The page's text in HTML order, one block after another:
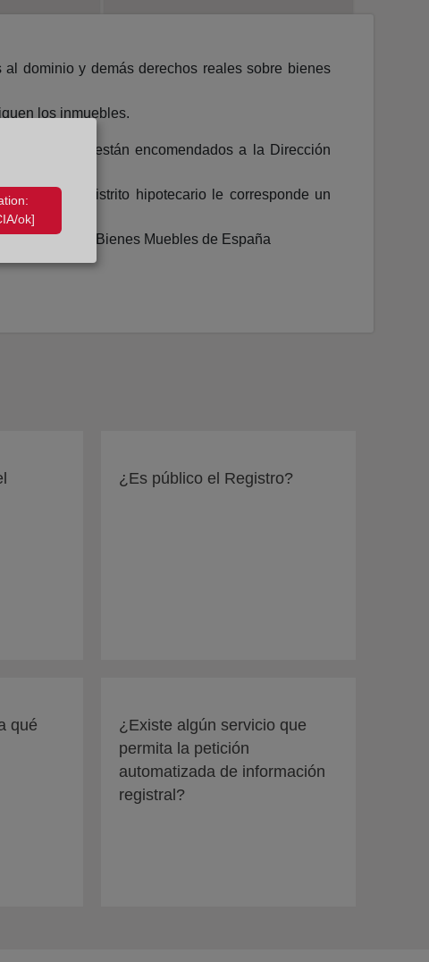
dominio y demás derechos reales sobre bienes
los inmuebles.
a ellos están encomendados a la Dirección
A cada distrito hipotecario le corresponde un
y de Bienes Muebles de España
¿Es público el Registro?
qué
¿Existe algún servicio que
permita la petición
automatizada de información
registral?
ok]